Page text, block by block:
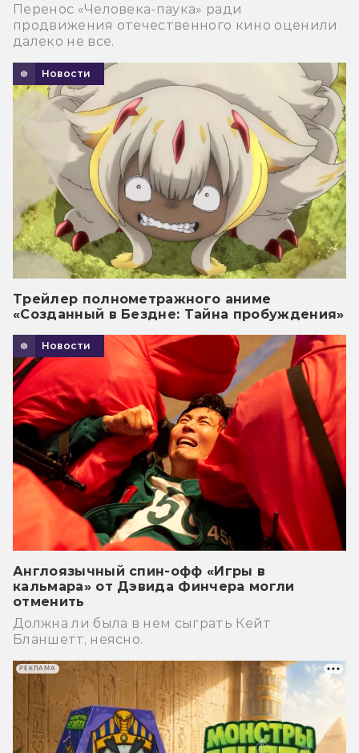
Перенос «Человека-паука» ради
продвижения отечественного кино оценили
далеко не все.
Новости
Трейлер полнометражного аниме
«Созданный в Бездне: Тайна пробуждения»
Новости
Англоязычный спин-офф «Игры в
кальмара» от Дэвида Финчера могли
отменить
Должна ли была в нем сыграть Кейт
Бланшетт, неясно.
РЕКЛАМА